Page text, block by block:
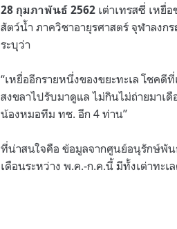
28 กุมภาพันธ์ 2562 เต่าเทรสซี่ เหยื่
สัตว์น้ำ ภาควิชาอายุรศาสตร์ จุฬาลง
ระบุว่า
“เหยื่ออีกรายหนึ่งของขยะทะเล โชคดี
สงขลาไปรับมาดูแล ไม่กินไม่ถ่ายมาเ
น้องหมอทีม ทช. อีก 4 ท่าน”
ที่น่าสนใจคือ ข้อมูลจากศูนย์อนุรักษ์พัน
เดือนระหว่าง พ.ค.-ก.ค.นี้ มีทั้งเต่าทะเ